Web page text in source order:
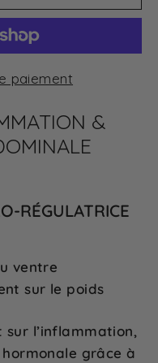
paiement
&
RÉGULATRICE
ventre
sur le poids
l’inflammation,
grâce à